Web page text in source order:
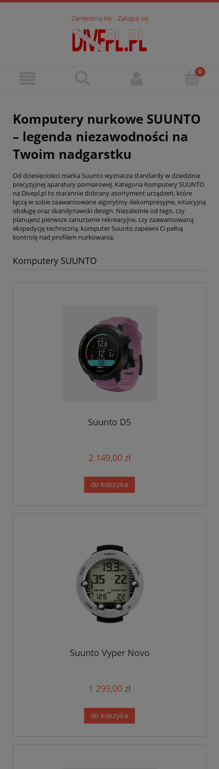
Zarejestruj się Zaloguj się
Komputery nurkowe SUUNTO
– legenda niezawodności na
Twoim nadgarstku
Od dziesięcioleci marka Suunto wyznacza standardy w dziedzinie
precyzyjnej aparatury pomiarowej. Kategoria Komputery SUUNTO
na Divepl.pl to starannie dobrany asortyment urządzeń, które
łączą w sobie zaawansowane algorytmy dekompresyjne, intuicyjną
obsługę oraz skandynawski design. Niezależnie od tego, czy
planujesz pierwsze zanurzenie rekreacyjne, czy zaawansowaną
ekspedycję techniczną, komputer Suunto zapewni Ci pełną
kontrolę nad profilem nurkowania.
Komputery SUUNTO
Suunto D5
2 149,00 zł
do koszyka
Suunto Vyper Novo
1 299,00 zł
do koszyka